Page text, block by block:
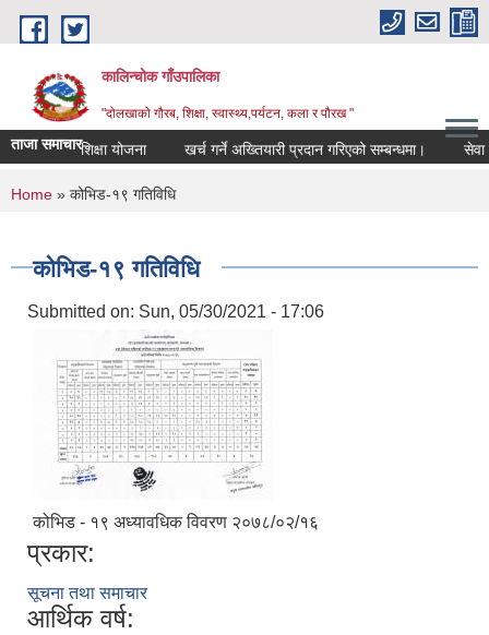
Skip to main content
कालिन्चोक गाँउपालिका
"दोलखाको गौरब, शिक्षा, स्वास्थ्य,पर्यटन, कला र पौरख "
ताजा समाचारगाउँ शिक्षा योजना खर्च गर्ने अख्तियारी प्रदान गरिएको सम्बन्धमा। सेवा
You are here
Home » कोभिड-१९ गतिविधि
कोभिड-१९ गतिविधि
Submitted on: Sun, 05/30/2021 - 17:06
कोभिड - १९ अध्यावधिक विवरण २०७८/०२/१६
प्रकार:
सूचना तथा समाचार
आर्थिक वर्ष: